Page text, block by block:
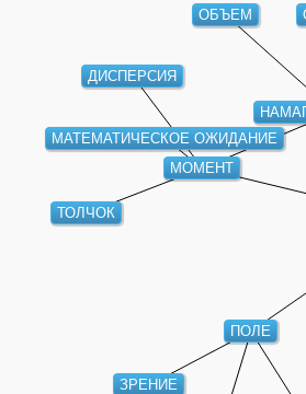
МОМЕНТ
ПОЛЕ
ОБЪЕМ
МАТЕМАТИЧЕСКОЕ ОЖИДАНИЕ
ДИСПЕРСИЯ
ТОЛЧОК
ЗРЕНИЕ